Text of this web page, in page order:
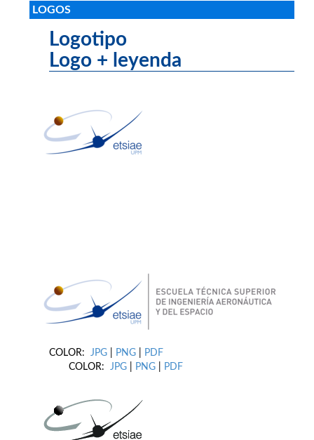
LOGOS
Logotipo
Logo + leyenda
COLOR: JPG PNG
PDF
COLOR: JPG PNG PDF